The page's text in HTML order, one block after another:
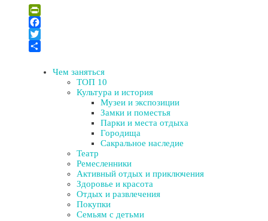
PrintFriendly
Facebook
Twitter
Чем заняться
ТОП 10
Культура и история
Музеи и экспозиции
Замки и поместья
Парки и места отдыха
Городища
Сакральное наследие
Театр
Ремесленники
Активный отдых и приключения
Здоровье и красота
Отдых и развлечения
Покупки
Семьям с детьми